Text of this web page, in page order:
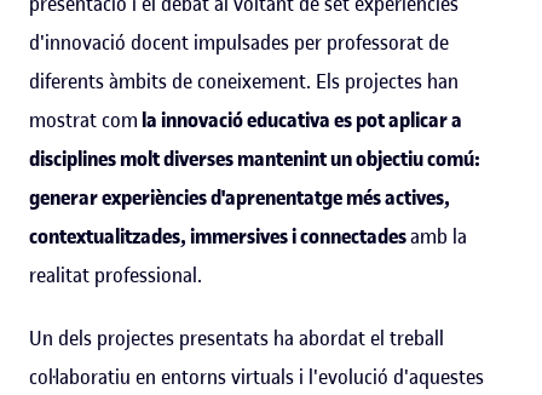
d'innovació docent impulsades per professorat de
diferents àmbits de coneixement. Els projectes han
mostrat com la innovació educativa es pot aplicar a
disciplines molt diverses mantenint un objectiu comú:
generar experiències d'aprenentatge més actives,
contextualitzades, immersives i connectadesamb la
realitat professional.
Un dels projectes presentats ha abordat el treball
col·laboratiu en entorns virtuals i l'evolució d'aquestes